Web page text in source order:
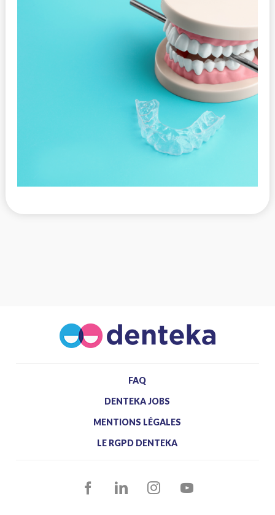
FAQ
DENTEKA JOBS
MENTIONS LÉGALES
LE RGPD DENTEKA
FACEBOOKLINKEDIN INSTAGRAM